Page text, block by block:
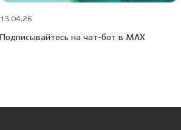
13.04.26
Подписывайтесь на чат-бот в МАХ